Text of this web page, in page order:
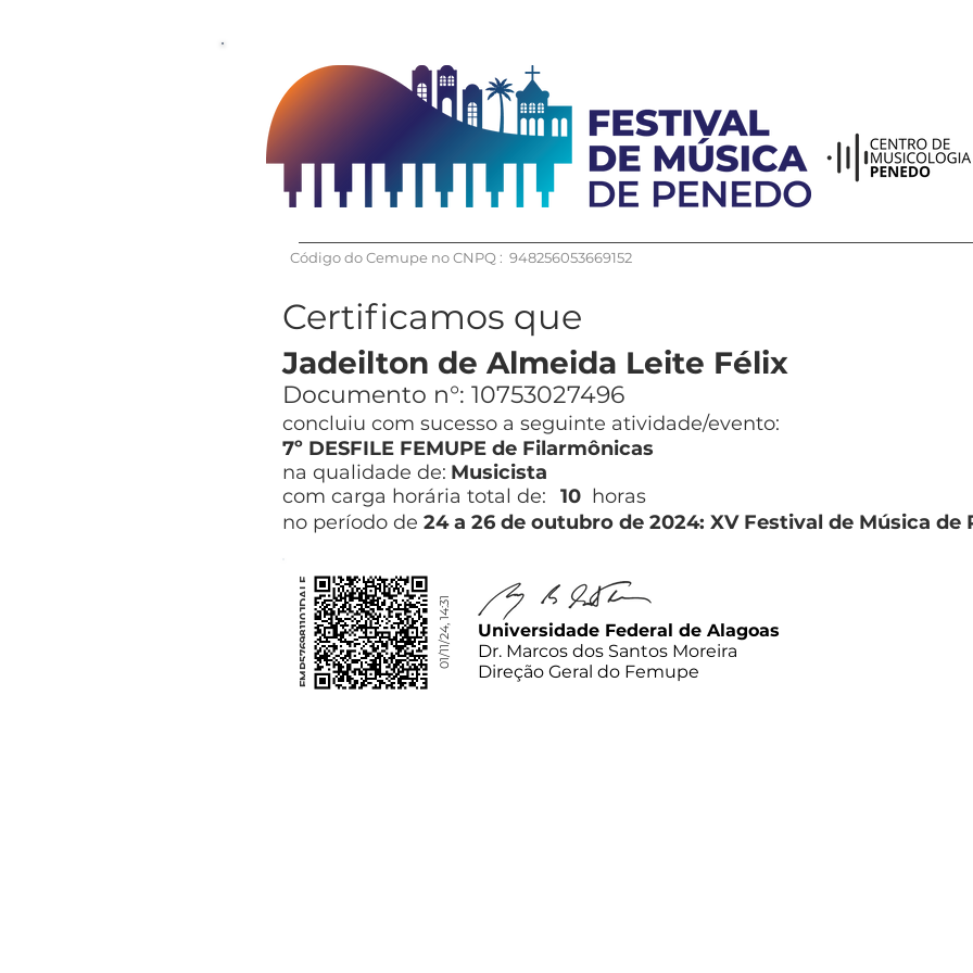
Código do Cemupe no CNPQ : 948256053669152
Certificamos que
Jadeilton de Almeida Leite Félix
Documento n°: 10753027496
concluiu com sucesso a seguinte atividade/evento:
7º DESFILE FEMUPE de Filarmônicas
na qualidade de: Musicista
com carga horária total de:
10 horas
no período de 24 a 26 de outubro de 2024: XV Festival de Música de
FMP57698110JDALF 01/11/24, 14:31
Universidade Federal de Alagoas
Dr. Marcos dos Santos Moreira
Direção Geral do Femupe